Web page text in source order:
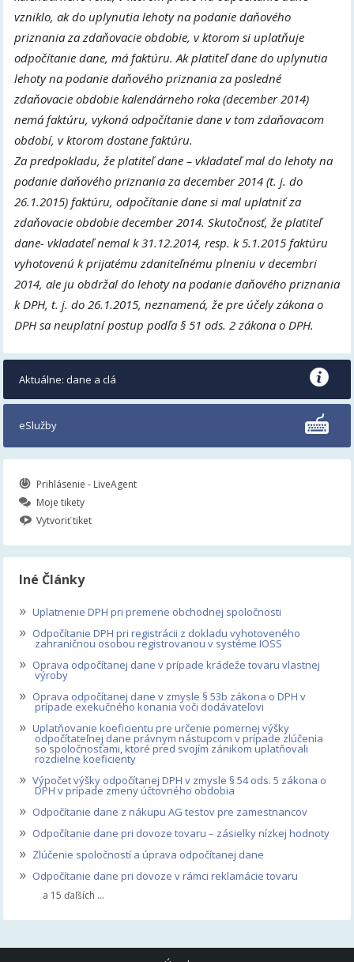
vzniklo, ak do uplynutia lehoty na podanie daňového
priznania za zdaňovacie obdobie, v ktorom si uplatňuje
odpočítanie dane, má faktúru. Ak platiteľ dane do uplynutia
lehoty na podanie daňového priznania za posledné
zdaňovacie obdobie kalendárneho roka (december 2014)
nemá faktúru, vykoná odpočítanie dane v tom zdaňovacom
období, v ktorom dostane faktúru.
Za predpokladu, že platiteľ dane – vkladateľ mal do lehoty na
podanie daňového priznania za december 2014 (t. j. do
26.1.2015) faktúru, odpočítanie dane si mal uplatniť za
zdaňovacie obdobie december 2014. Skutočnosť, že platiteľ
dane- vkladateľ nemal k 31.12.2014, resp. k 5.1.2015 faktúru
vyhotovenú k prijatému zdaniteľnému plneniu v decembri
2014, ale ju obdržal do lehoty na podanie daňového priznania
k DPH, t. j. do 26.1.2015, neznamená, že pre účely zákona o
DPH sa neuplatní postup podľa § 51 ods. 2 zákona o DPH.
Aktuálne: dane a clá
eSlužby
Prihlásenie - LiveAgent
Moje tikety
Vytvoriť tiket
Iné Články
» Uplatnenie DPH pri premene obchodnej spoločnosti
» Odpočítanie DPH pri registrácii z dokladu vyhotoveného
zahraničnou osobou registrovanou v systéme IOSS
» Oprava odpočítanej dane v prípade krádeže tovaru vlastnej
výroby
» Oprava odpočítanej dane v zmysle § 53b zákona o DPH v
prípade exekučného konania voči dodávateľovi
» Uplatňovanie koeficientu pre určenie pomernej výšky
odpočítateľnej dane právnym nástupcom v prípade zlúčenia
so spoločnosťami, ktoré pred svojím zánikom uplatňovali
rozdielne koeficienty
» Výpočet výšky odpočítanej DPH v zmysle § 54 ods. 5 zákona o
DPH v prípade zmeny účtovného obdobia
» Odpočítanie dane z nákupu AG testov pre zamestnancov
» Odpočítanie dane pri dovoze tovaru – zásielky nízkej hodnoty
» Zlúčenie spoločností a úprava odpočítanej dane
» Odpočítanie dane pri dovoze v rámci reklamácie tovaru
a 15 ďaľších ...